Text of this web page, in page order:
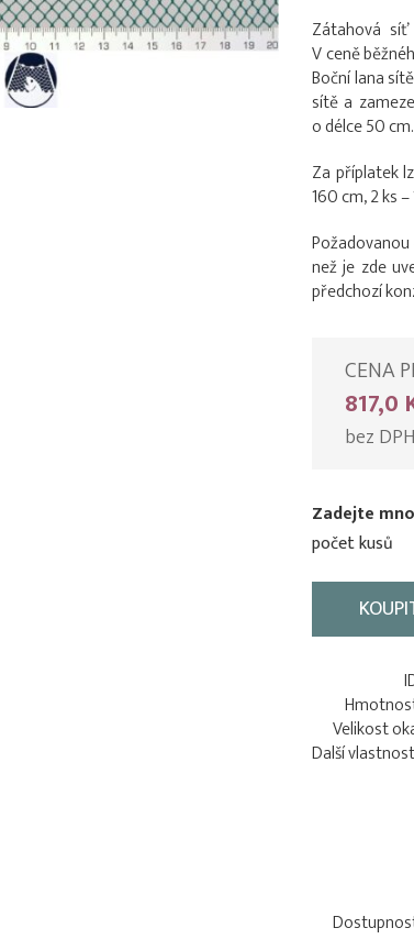
Zátahová
V ceně
Boční lana
sítě a
o délce 50 cm.
Za příplatek
160 cm, 2 ks
než je zde
předchozí
CENA
817,0
bez
Zadejte
počet kusů
Velikost
Další